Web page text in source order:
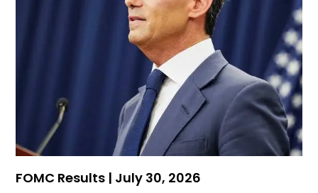
FOMC Results | July 30, 2026